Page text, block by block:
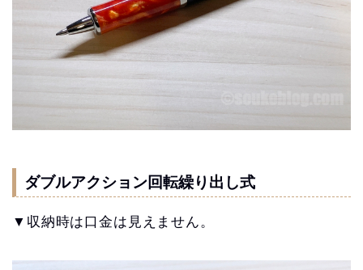
ダブルアクション回転繰り出し式
▼収納時は口金は見えません。